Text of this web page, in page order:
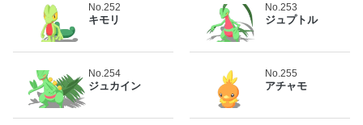
No.252
キモリ
No.253
ジュプトル
No.254
ジュカイン
No.255
アチャモ